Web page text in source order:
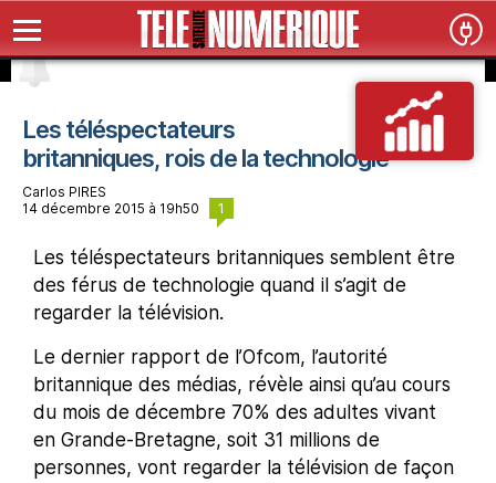
Les téléspectateurs
britanniques, rois de la technologie
Carlos PIRES
14 décembre 2015 à 19h50
1
Les téléspectateurs britanniques semblent être
des férus de technologie quand il s’agit de
regarder la télévision.
Le dernier rapport de l’Ofcom, l’autorité
britannique des médias, révèle ainsi qu’au cours
du mois de décembre 70% des adultes vivant
en Grande-Bretagne, soit 31 millions de
personnes, vont regarder la télévision de façon